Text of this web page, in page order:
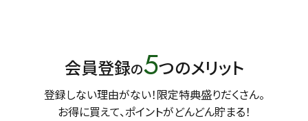
会員登録の5つのメリット
登録しない理由がない！限定特典盛りだくさん。
お得に買えて、ポイントがどんどん貯まる！